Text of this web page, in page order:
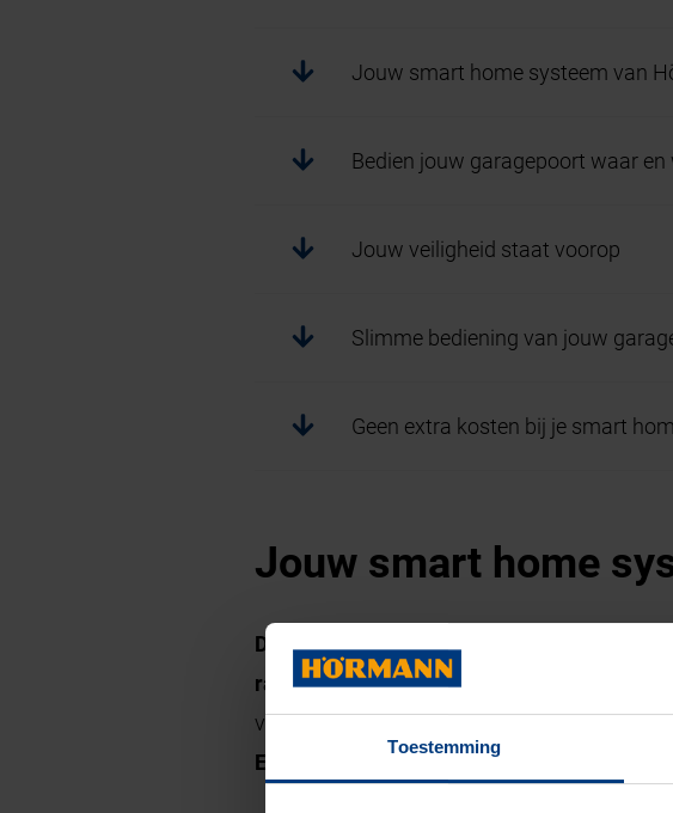
Toestemming
Jouw smart home systeem van
Bedien jouw garagepoort waar
Jouw veiligheid staat voorop
Slimme bediening van jouw
Geen extra kosten bij je smart
Jouw smart home
De Hörmann Homee Brain
radiosysteem BiSecur
. Extra kubussen
verschillende smart home systemen kan
EnOcean
, die je in een leuke kubusvorm